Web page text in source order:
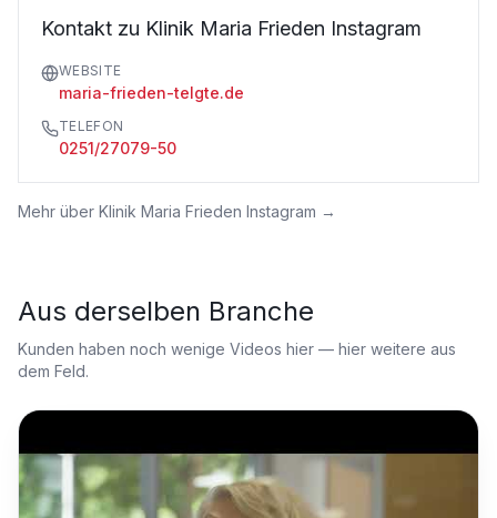
Kontakt zu Klinik Maria Frieden Instagram
WEBSITE
maria-frieden-telgte.de
TELEFON
0251/27079-50
Mehr über Klinik Maria Frieden Instagram →
Aus derselben Branche
Kunden haben noch wenige Videos hier — hier weitere aus
dem Feld.